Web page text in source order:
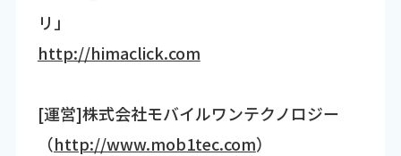
リ」
http://himaclick.com
[運営]株式会社モバイルワンテクノロジー
（http://www.mob1tec.com）